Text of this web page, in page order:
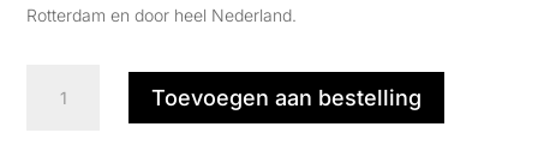
Rotterdam en door heel Nederland.
Toevoegen aan bestelling